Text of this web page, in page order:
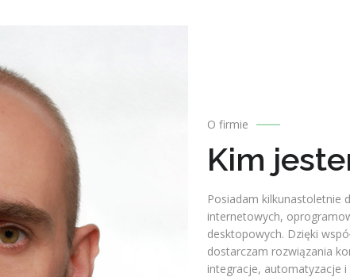
O firmie
Kim
Posiadam kilkunastoletnie
internetowych,
desktopowych. Dzięki
dostarczam rozwiązania
integracje, automatyzacje i